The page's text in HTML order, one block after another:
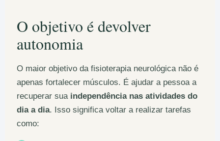
O objetivo é devolver
autonomia
O maior objetivo da fisioterapia neurológica não é
apenas fortalecer músculos. É ajudar a pessoa a
recuperar sua independência nas atividades do
dia a dia. Isso significa voltar a realizar tarefas
como: